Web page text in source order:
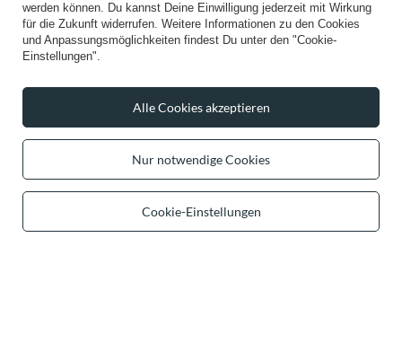
Hilfe
Info
contact@vivisence.com
Vivisence,49 Hevea Road,DE13 0SHBurton-on-Trent
werden können. Du kannst Deine Einwilligung jederzeit mit Wirkung
für die Zukunft widerrufen. Weitere Informationen zu den Cookies
und Anpassungsmöglichkeiten findest Du unter den "Cookie-
Einstellungen".
Nur notwendige Cookies
Cookie-Einstellungen
Alle Cookies akzeptieren